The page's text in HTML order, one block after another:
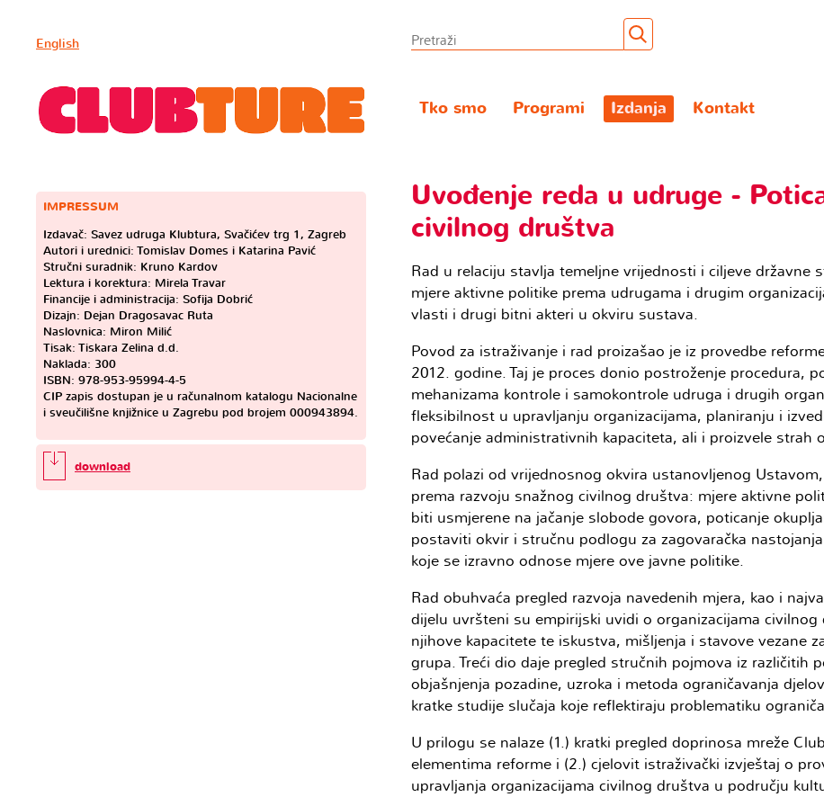
English
IMPRESSUM
Izdavač: Savez udruga Klubtura, Svačićev trg 1, Zagreb
Autori i urednici: Tomislav Domes i Katarina Pavić
Stručni suradnik: Kruno Kardov
Lektura i korektura: Mirela Travar
Financije i administracija: Sofija Dobrić
Dizajn: Dejan Dragosavac Ruta
Naslovnica: Miron Milić
Tisak: Tiskara Zelina d.d.
Naklada: 300
ISBN: 978-953-95994-4-5
CIP zapis dostupan je u računalnom katalogu Nacionalne
i sveučilišne knjižnice u Zagrebu pod brojem 000943894.
download
Tko smo Programi Izdanja Kontakt
Uvođenje reda u udruge -
civilnog društva
Rad u relaciju stavlja temeljne vrijednosti i ciljeve
mjere aktivne politike prema udrugama i drugim
vlasti i drugi bitni akteri u okviru sustava.
Povod za istraživanje i rad proizašao je iz provedbe
2012. godine. Taj je proces donio postroženje procedura,
mehanizama kontrole i samokontrole udruga i drugih
fleksibilnost u upravljanju organizacijama, planiranju i
povećanje administrativnih kapaciteta, ali i proizvele strah
Rad polazi od vrijednosnog okvira ustanovljenog
prema razvoju snažnog civilnog društva: mjere aktivne
biti usmjerene na jačanje slobode govora, poticanje
postaviti okvir i stručnu podlogu za zagovaračka
koje se izravno odnose mjere ove javne politike.
Rad obuhvaća pregled razvoja navedenih mjera, kao i
dijelu uvršteni su empirijski uvidi o organizacijama
njihove kapacitete te iskustva, mišljenja i stavove vezane
grupa. Treći dio daje pregled stručnih pojmova iz različitih
objašnjenja pozadine, uzroka i metoda ograničavanja
kratke studije slučaja koje reflektiraju problematiku
U prilogu se nalaze (1.) kratki pregled doprinosa mreže
elementima reforme i (2.) cjelovit istraživački izvještaj o
upravljanja organizacijama civilnog društva u području